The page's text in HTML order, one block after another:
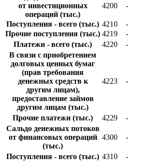
от инвестиционных
операций (тыс.)
4200 -
Поступления - всего (тыс.) 4210 -
Прочие поступления (тыс.) 4219 -
Платежи - всего (тыс.)
4220 -
В связи с приобретением
долговых ценных бумаг
(прав требования
денежных средств к
другим лицам),
предоставление займов
другим лицам (тыс.)
4223 -
Прочие платежи (тыс.) 4229 -
Сальдо денежных потоков
от финансовых операций
(тыс.)
4300 -
Поступления - всего (тыс.) 4310 -